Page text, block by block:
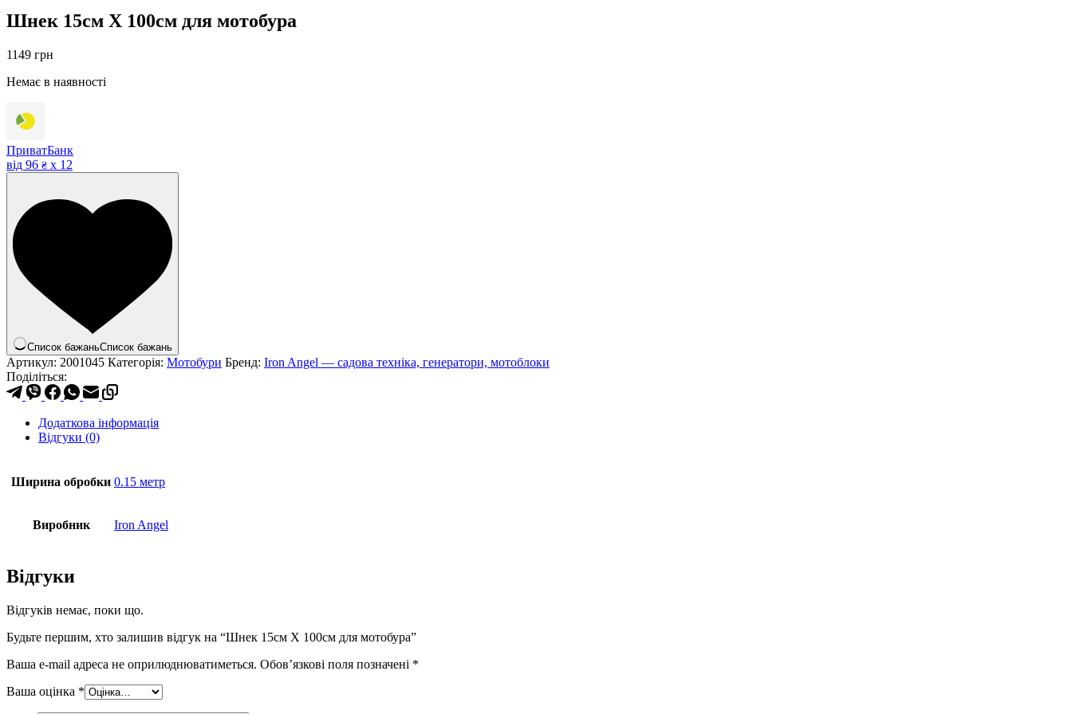
Шнек 15см Х 100см для мотобура
1149 грн
Немає в наявності
ПриватБанк
від 96 ₴ x 12
Список бажаньСписок бажань
Артикул: 2001045 Категорія: Мотобури Бренд: Iron Angel — садова техніка, генератори, мотоблоки
Поділіться:
Додаткова інформація
Відгуки (0)
Ширина обробки 0.15 метр
Виробник Iron Angel
Відгуки
Відгуків немає, поки що.
Будьте першим, хто залишив відгук на “Шнек 15см Х 100см для мотобура”
Ваша e-mail адреса не оприлюднюватиметься. Обов’язкові поля позначені *
Ваша оцінка *